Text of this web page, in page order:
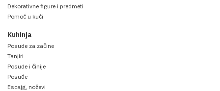
Dekorativne figure i predmeti
Pomoć u kući
Kuhinja
Posude za začine
Tanjiri
Posude i činije
Posuđe
Escajg, noževi